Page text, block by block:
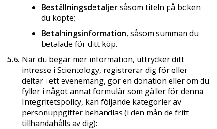
Beställningsdetaljersåsom titeln på boken
du köpte;
Betalningsinformation, såsom summan du
betalade för ditt köp.
5.6. När du begär mer information, uttrycker ditt
intresse i Scientology, registrerar dig för eller
deltar i ett evenemang, gör en donation eller om du
fyller i något annat formulär som gäller för denna
Integritetspolicy, kan följande kategorier av
personuppgifter behandlas (i den mån de fritt
tillhandahålls av dig):